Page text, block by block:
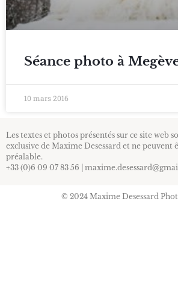
Séance photo à
10 mars 2016
Les textes et photos présentés sur ce site web
exclusive de Maxime Desessard et ne peuvent
préalable.
+33 (0)6 09 07 83 56 |
© 2024 Maxime Desessard